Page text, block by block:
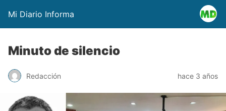
Mi Diario Informa
Minuto de silencio
Redacción hace 3 años